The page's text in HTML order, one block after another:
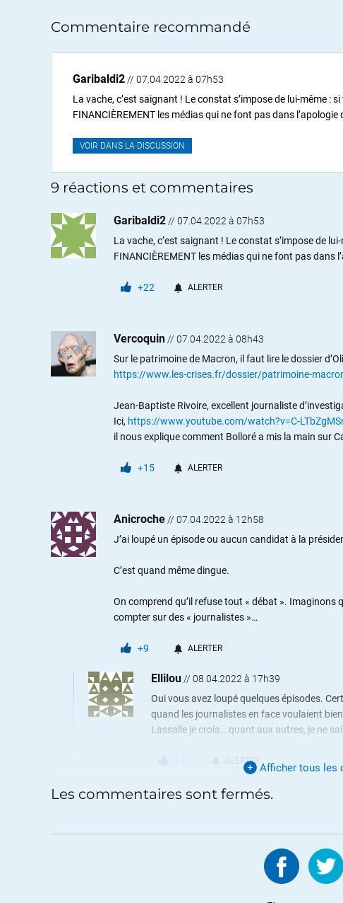
Commentaire recommandé
Garibaldi2 // 07.04.2022 à 07h53
La vache, c’est saignant ! Le constat s’impose de lui-même :
FINANCIÈREMENT les médias qui ne font pas dans l’apologie
VOIR DANS LA DISCUSSION
9 réactions et commentaires
Garibaldi2 // 07.04.2022 à 07h53
La vache, c’est saignant ! Le constat s’impose de
FINANCIÈREMENT les médias qui ne font pas dans
+22 ALERTER
Vercoquin // 07.04.2022 à 08h43
Sur le patrimoine de Macron, il faut lire le dossier
https://www.les-crises.fr/dossier/patrimoine-
Jean-Baptiste Rivoire, excellent journaliste
Ici, https://www.youtube.com/watch?v=C-
il nous explique comment Bolloré a mis la main sur
+15 ALERTER
Anicroche // 07.04.2022 à 12h58
J’ai loupé un épisode ou aucun candidat à la
C’est quand même dingue.
On comprend qu’il refuse tout « débat ».
compter sur des « journalistes »…
+9 ALERTER
Ellilou // 08.04.2022 à 17h39
Oui vous avez loupé quelques épisodes.
quand les journalistes en face voulaient
Lassalle je crois….quant aux autres, je ne
ALERTER
« On » attend peut-être l’entre-deux tours…
Et alors…si l’opposant est Mélenchon…ça passe..?
Par contre si c’est Lepen ou Zemmour…ça casse..?
Afficher tous les
Les commentaires sont fermés.